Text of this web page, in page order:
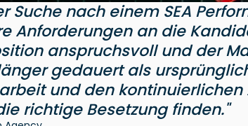
Suche nach einem SEA
Anforderungen an die
anspruchsvoll und der
gedauert als
und den kontinuierlichen
richtige Besetzung finden."